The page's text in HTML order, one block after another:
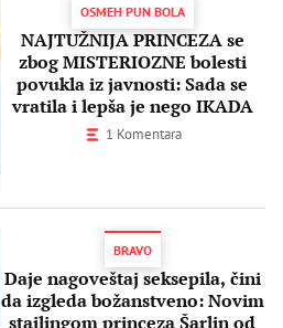
OSMEH PUN BOLA
NAJTUŽNIJA PRINCEZA se
zbog MISTERIOZNE bolesti
povukla iz javnosti: Sada se
vratila i lepša je nego IKADA
1 Komentara
BRAVO
Daje nagoveštaj seksepila, čini
da izgleda božanstveno: Novim
stajlingom princeza Šarlin od